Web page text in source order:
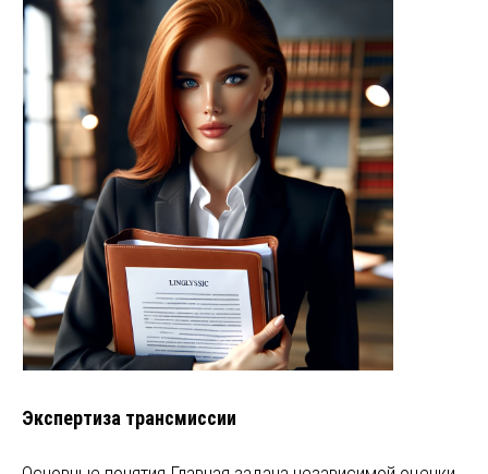
Экспертиза трансмиссии